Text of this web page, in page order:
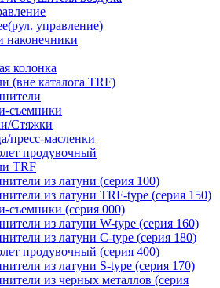
управление)
наконечники
колонка
(вне каталога TRF)
cъемники
Стяжки
пресс-масленки
продувочный
TRF
из латуни (серия 100)
из латуни TRF-type (серия 150)
съемники (серия 000)
из латуни W-type (серия 160)
из латуни С-type (серия 180)
продувочный (серия 400)
из латуни S-type (серия 170)
из черных металлов (серия